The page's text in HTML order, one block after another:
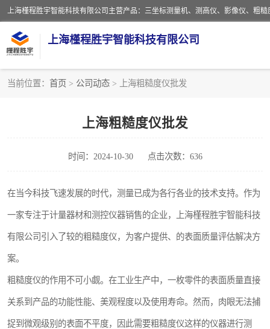
上海槿程胜宇智能科技有限公司
当前位置： 首页 > 公司动态 > 上海粗糙度仪批发
上海粗糙度仪批发
时间：2024-10-30 点击次数：636
在当今科技飞速发展的时代，测量已成为各行各业的技术支持。作为
一家专注于计量器材和测控仪器销售的企业，上海槿程胜宇智能科技
有限公司引入了较的粗糙度仪，为客户提供、的表面质量评估解决方
案。
粗糙度仪的作用不可小觑。在工业生产中，一枚零件的表面质量直接
关系到产品的功能性能、美观程度以及使用寿命。然而，肉眼无法捕
捉到微观级别的表面不平度，因此需要粗糙度仪这样的仪器进行测
三坐标测量仪
扳手
洛氏硬度计
镶嵌机